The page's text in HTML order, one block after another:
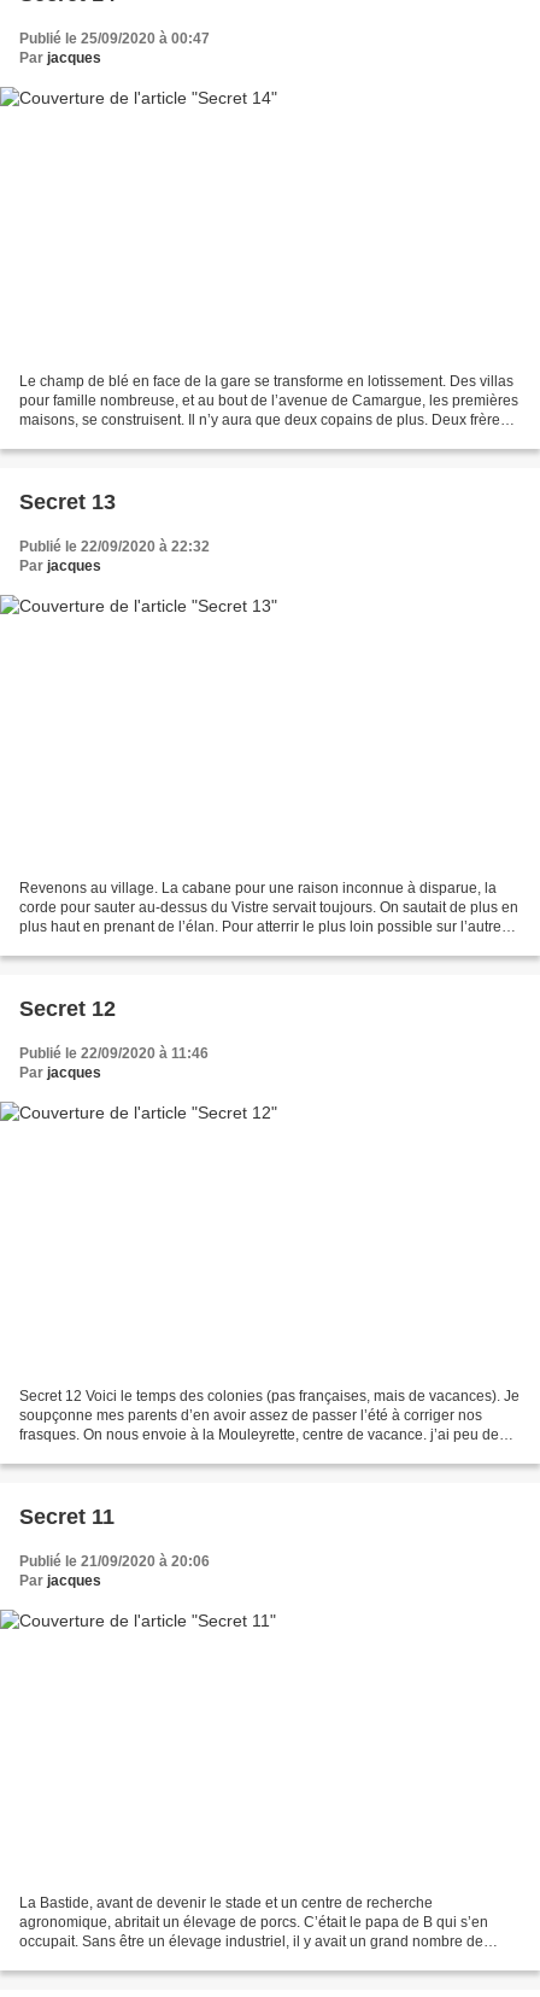
Publié le 25/09/2020 à 00:47
Par jacques
Le champ de blé en face de la gare se transforme en lotissement. Des villas
pour famille nombreuse, et au bout de l’avenue de Camargue, les premières
maisons, se construisent. Il n’y aura que deux copains de plus. Deux frères,
Secret 13
Publié le 22/09/2020 à 22:32
Par jacques
Revenons au village. La cabane pour une raison inconnue à disparue, la
corde pour sauter au-dessus du Vistre servait toujours. On sautait de plus en
plus haut en prenant de l’élan. Pour atterrir le plus loin possible sur l’autre
Secret 12
Publié le 22/09/2020 à 11:46
Par jacques
Secret 12 Voici le temps des colonies (pas françaises, mais de vacances). Je
soupçonne mes parents d’en avoir assez de passer l’été à corriger nos
frasques. On nous envoie à la Mouleyrette, centre de vacance. j’ai peu de
Secret 11
Publié le 21/09/2020 à 20:06
Par jacques
La Bastide, avant de devenir le stade et un centre de recherche
agronomique, abritait un élevage de porcs. C’était le papa de B qui s’en
occupait. Sans être un élevage industriel, il y avait un grand nombre de